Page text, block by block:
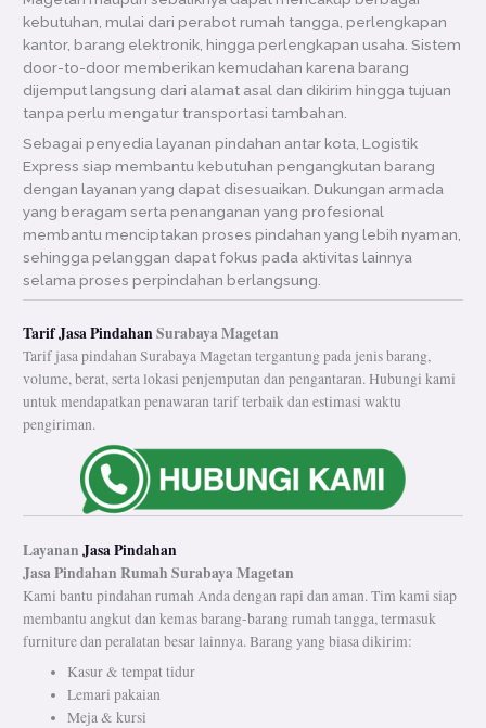
kebutuhan, mulai dari perabot rumah tangga, perlengkapan
kantor, barang elektronik, hingga perlengkapan usaha. Sistem
door-to-door memberikan kemudahan karena barang
dijemput langsung dari alamat asal dan dikirim hingga tujuan
tanpa perlu mengatur transportasi tambahan.
Sebagai penyedia layanan pindahan antar kota, Logistik
Express siap membantu kebutuhan pengangkutan barang
dengan layanan yang dapat disesuaikan. Dukungan armada
yang beragam serta penanganan yang profesional
membantu menciptakan proses pindahan yang lebih nyaman,
sehingga pelanggan dapat fokus pada aktivitas lainnya
selama proses perpindahan berlangsung.
Tarif Jasa PindahanSurabaya Magetan
Tarif jasa pindahan Surabaya Magetan tergantung pada jenis barang,
volume, berat, serta lokasi penjemputan dan pengantaran. Hubungi kami
untuk mendapatkan penawaran tarif terbaik dan estimasi waktu
pengiriman.
LayananJasa Pindahan
Jasa Pindahan RumahSurabaya Magetan
Kami bantu pindahan rumah Anda dengan rapi dan aman. Tim kami siap
membantu angkut dan kemas barang-barang rumah tangga, termasuk
furniture dan peralatan besar lainnya. Barang yang biasa dikirim:
Kasur & tempat tidur
Lemari pakaian
Meja & kursi